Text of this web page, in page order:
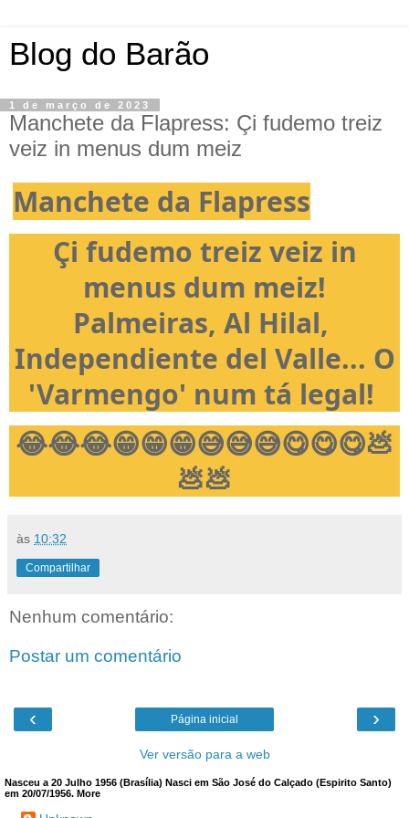
Blog do Barão
1 de março de 2023
Manchete da Flapress: Çi fudemo treiz
veiz in menus dum meiz
Manchete da Flapress
Çi fudemo treiz veiz in
menus dum meiz!
Palmeiras, Al Hilal,
Independiente del Valle... O
'Varmengo' num tá legal!
😂😂😂😁😁😁😅😅😅😋😋😋💩
💩💩
às 10:32
Compartilhar
Nenhum comentário:
Postar um comentário
‹ ›
Página inicial
Ver versão para a web
Nasceu a 20 Julho 1956 (Brasília) Nasci em São José do Calçado (Espirito Santo)
em 20/07/1956. More